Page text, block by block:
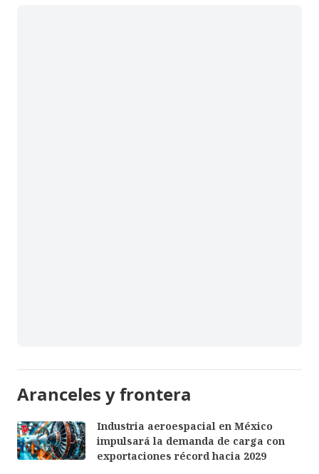
Aranceles y frontera
Industria aeroespacial en México
impulsará la demanda de carga con
exportaciones récord hacia 2029